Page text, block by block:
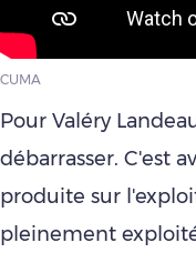
CUMA
Pour Valéry
débarrasser. C'est
produite sur
pleinement